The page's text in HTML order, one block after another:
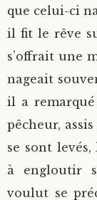
que celui-ci
il fit le rêve
s’offrait une
nageait
il a
pêcheur,
se sont levés,
à engloutir
voulut se